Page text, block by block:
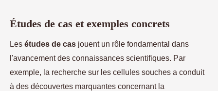
Études de cas et exemples concrets
Les études de cas jouent un rôle fondamental dans
l'avancement des connaissances scientifiques. Par
exemple, la recherche sur les cellules souches a conduit
à des découvertes marquantes concernant la